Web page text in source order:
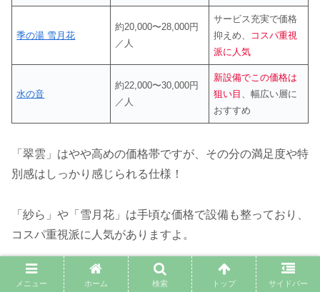
季の湯 雪月花
約20,000〜28,000円
／人
サービス充実で価格
抑えめ、
コスパ重視
派に人気
水の音
約22,000〜30,000円
／人
新設備でこの価格は
狙い目 、幅広い層に
おすすめ
「翠雲」はやや高めの価格帯ですが、その分の満足度や特
別感はしっかり感じられる仕様！
「紗ら」や「雪月花」は手頃な価格で設備も整っており、
コスパ重視派に人気がありますよ。
「水の音」はリニューアルした客室や静かな雰囲気を考え
メニュー ホーム 検索 トップ サイドバー